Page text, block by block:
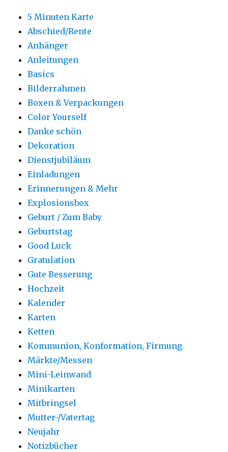
5 Minuten Karte
Abschied/Rente
Anhänger
Anleitungen
Basics
Bilderrahmen
Boxen & Verpackungen
Color Yourself
Danke schön
Dekoration
Dienstjubiläum
Einladungen
Erinnerungen & Mehr
Explosionsbox
Geburt / Zum Baby
Geburtstag
Good Luck
Gratulation
Gute Besserung
Hochzeit
Kalender
Karten
Ketten
Kommunion, Konformation, Firmung
Märkte/Messen
Mini-Leinwand
Minikarten
Mitbringsel
Mutter-/Vatertag
Neujahr
Notizbücher